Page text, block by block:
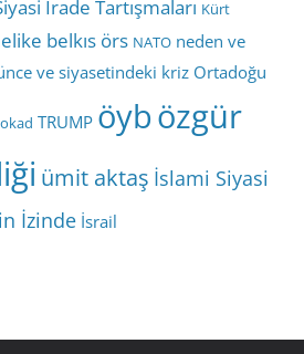
İrade Tartışmaları Kürt
belkıs örs NATO neden ve
ve siyasetindeki kriz Ortadoğu
TRUMP öybözgür
ümit aktaş İslami Siyasi
İzinde İsrail